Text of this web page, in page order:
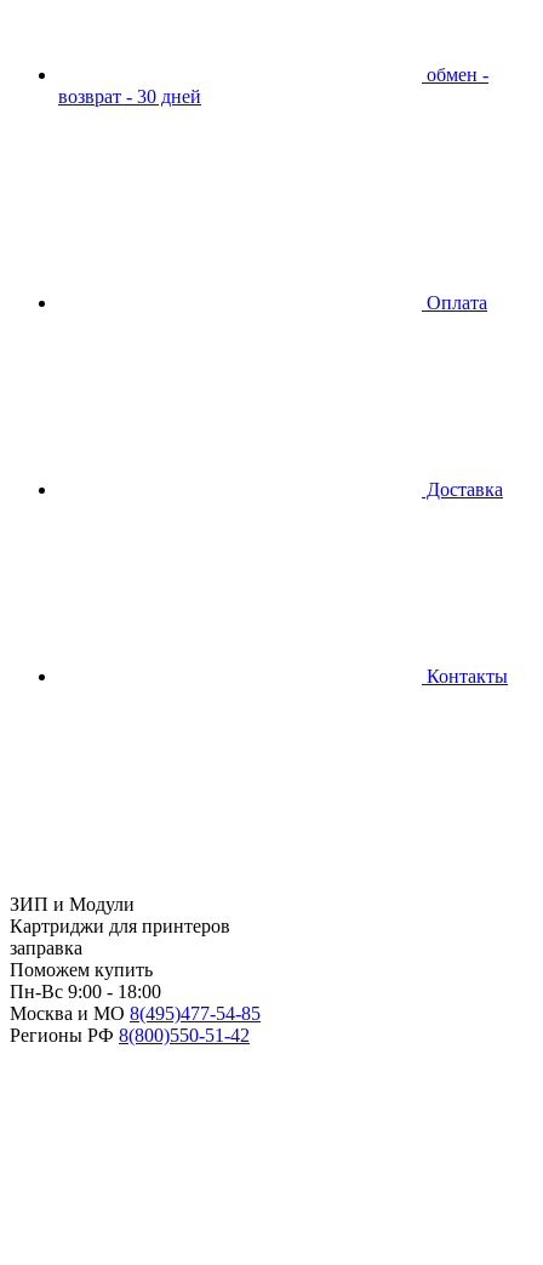
обмен -
возврат - 30 дней
Оплата
Доставка
Контакты
ЗИП и Модули
Картриджи для принтеров
заправка
Поможем купить
Пн-Вс 9:00 - 18:00
Москва и МО 8(495)477-54-85
Регионы РФ 8(800)550-51-42